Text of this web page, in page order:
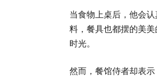
当食物上桌后，他会
料，餐具也都摆的美
时光。
然而，餐馆侍者却表